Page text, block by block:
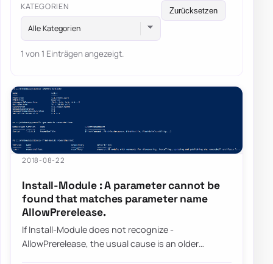
KATEGORIEN
Alle Kategorien
Zurücksetzen
1 von 1 Einträgen angezeigt.
2018-08-22
Install-Module : A parameter cannot be
found that matches parameter name
AllowPrerelease.
If Install-Module does not recognize -
AllowPrerelease, the usual cause is an older